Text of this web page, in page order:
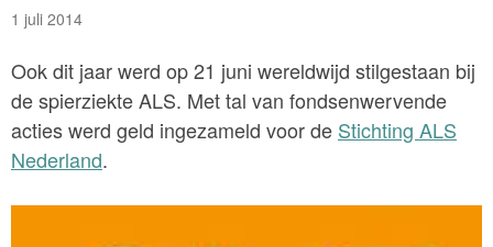
1 juli 2014
Ook dit jaar werd op 21 juni wereldwijd stilgestaan bij
de spierziekte ALS. Met tal van fondsenwervende
acties werd geld ingezameld voor de Stichting ALS
Nederland.